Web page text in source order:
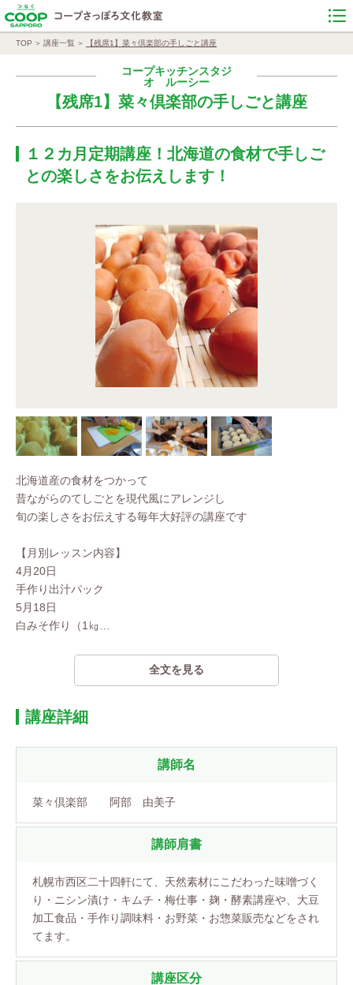
TOP 講座一覧 【残席1】菜々倶楽部の手しごと講座
コープキッチンスタジ
オ ルーシー
【残席1】菜々倶楽部の手しごと講座
１２カ月定期講座！北海道の食材で手しご
との楽しさをお伝えします！
北海道産の食材をつかって
昔ながらのてしごとを現代風にアレンジし
旬の楽しさをお伝えする毎年大好評の講座です
【月別レッスン内容】
4月20日
手作り出汁パック
5月18日
白みそ作り（1㎏
全文を見る
講座詳細
講師名
菜々倶楽部 阿部 由美子
講師肩書
札幌市西区二十四軒にて、天然素材にこだわった味噌づく
り・ニシン漬け・キムチ・梅仕事・麹・酵素講座や、大豆
加工食品・手作り調味料・お野菜・お惣菜販売などをされ
てます。
講座区分